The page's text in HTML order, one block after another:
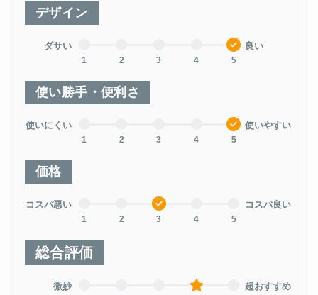
デザイン
ダサい
1 2 3 4 5
良い
使い勝手・便利さ
使いにくい
1 2 3 4 5
使いやすい
価格
コスパ悪い
1 2 3 4 5
コスパ良い
総合評価
微妙 超おすすめ